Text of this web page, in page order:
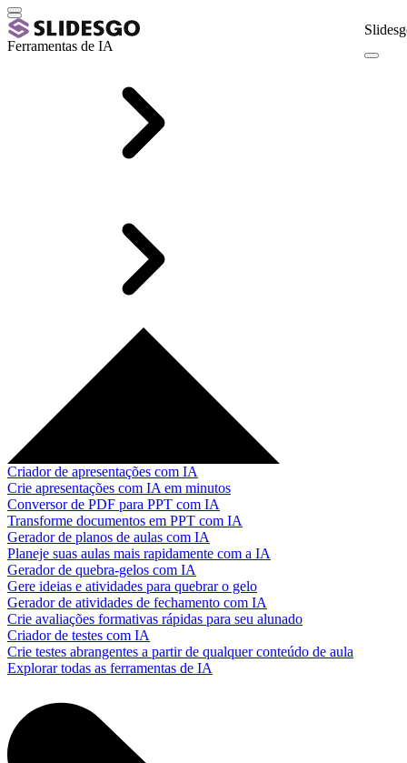
Ferramentas de IA
Criador de apresentações com IA
Crie apresentações com IA em minutos
Conversor de PDF para PPT com IA
Transforme documentos em PPT com IA
Gerador de planos de aulas com IA
Planeje suas aulas mais rapidamente com a IA
Gerador de quebra-gelos com IA
Gere ideias e atividades para quebrar o gelo
Gerador de atividades de fechamento com IA
Crie avaliações formativas rápidas para seu alunado
Criador de testes com IA
Crie testes abrangentes a partir de qualquer conteúdo de aula
Explorar todas as ferramentas de IA